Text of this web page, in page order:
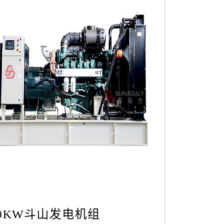
斗山发电机组